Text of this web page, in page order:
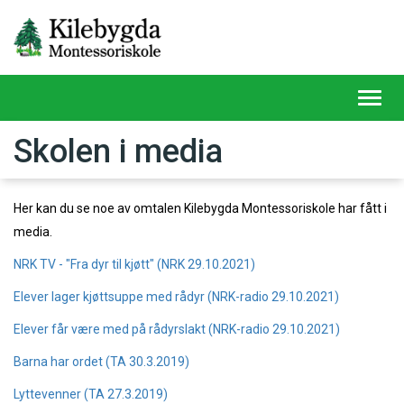
Skolen i media
Her kan du se noe av omtalen Kilebygda Montessoriskole har fått i
media.
NRK TV - "Fra dyr til kjøtt" (NRK 29.10.2021)
Elever lager kjøttsuppe med rådyr (NRK-radio 29.10.2021)
Elever får være med på rådyrslakt (NRK-radio 29.10.2021)
Barna har ordet (TA 30.3.2019)
Lyttevenner (TA 27.3.2019)